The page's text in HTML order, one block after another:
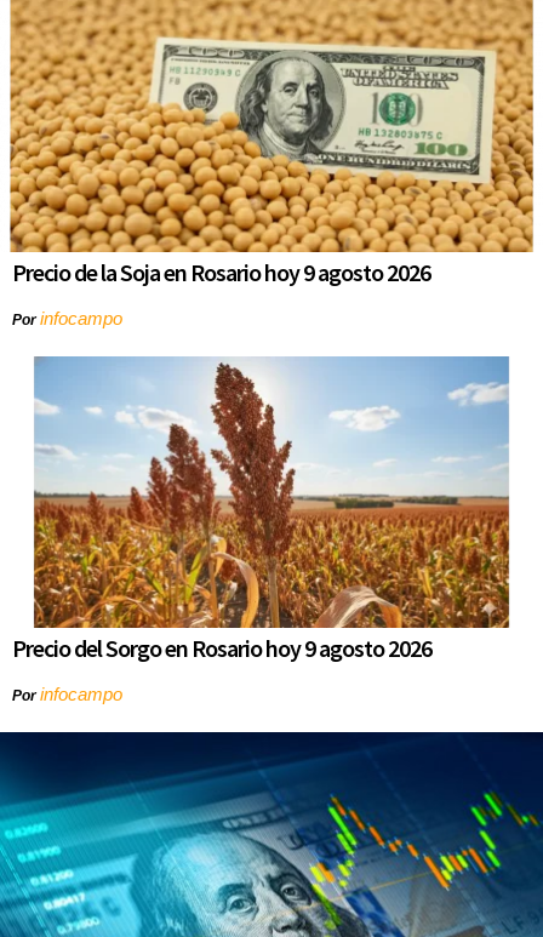
Precio de la Soja en Rosario hoy 9 agosto 2026
Porinfocampo
Precio del Sorgo en Rosario hoy 9 agosto 2026
Porinfocampo